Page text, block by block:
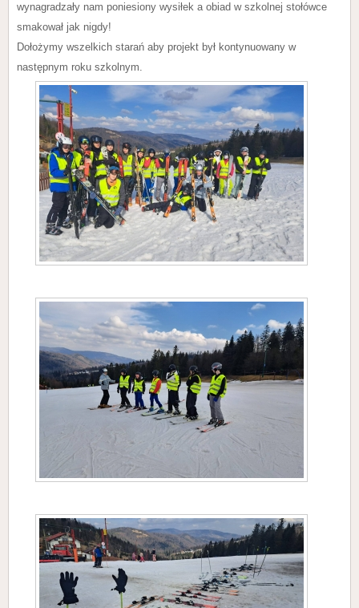
wynagradzały nam poniesiony wysiłek a obiad w szkolnej stołówce
smakował jak nigdy!
Dołożymy wszelkich starań aby projekt był kontynuowany w
następnym roku szkolnym.